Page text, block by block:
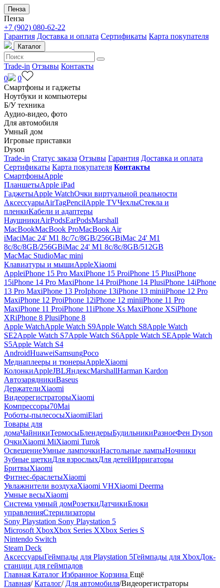
Пенза
Пенза
+7 (902) 080-62-22
Гарантия Доставка и оплата Сертификаты Карта покупателя
Каталог
Trade-in Отзывы Контакты
0
0
Смартфоны и гаджеты
Ноутбуки и компьютеры
Б/У техника
Аудио-видео, фото
Для автомобиля
Умный дом
Игровые приставки
Dyson
Trade-in Статус заказа Отзывы Гарантия Доставка и оплата
Сертификаты Карта покупателя Контакты
СмартфоныApple
ПланшетыApple iPad
ГаджетыApple WatchОчки виртуальной реальности
АксессуарыAirTagPencilApple TVЧехлыСтекла и
пленкиКабели и адаптеры
НаушникиAirPodsEarPodsMarshall
MacBookMacBook ProMacBook Air
iMaciMac 24' M1 8c/7c/8GB/256GBiMac 24' M1
8c/8c/8GB/256GBiMac 24' M1 8c/8c/8GB/512GB
MacMac StudioMac mini
Клавиатуры и мышиAppleXiaomi
AppleiPhone 15 Pro MaxiPhone 15 ProiPhone 15 PlusiPhone
15iPhone 14 Pro MaxiPhone 14 ProiPhone 14 PlusiPhone 14iPhone
13 Pro MaxiPhone 13 ProIphone 13iPhone 13 miniiPhone 12 Pro
MaxiPhone 12 ProiPhone 12iPhone 12 miniiPhone 11 Pro
MaxiPhone 11 ProiPhone 11iPhone Xs MaxiPhone XSiPhone
XRiPhone 8 PlusiPhone 8
Apple WatchApple Watch S9Apple Watch S8Apple Watch
SE2Apple Watch S7Apple Watch S6Apple Watch SEApple Watch
S5Apple Watch S4
AndroidHuaweiSamsungPoco
Медиаплееры и тюнерыAppleXiaomi
КолонкиAppleJBLЯндексMarshallHarman Kardon
АвтозарядникиBaseus
ДержателиXiaomi
ВидеорегистраторыXiaomi
Компрессоры70Mai
Роботы-пылесосыXiaomiElari
Товары для
домаЧайникиТермосыБлендерыБудильникиРазноеФен Dyson
ОчкиXiaomi MiXiaomi Turok
ОсвещениеУмные лампочкиНастольные лампыНочники
Зубные щеткиДля взрослыхДля детейИрригаторы
БритвыXiaomi
Фитнес-браслетыXiaomi
Увлажнители воздухаXiaomi VHXiaomi Deerma
Умные весыXiaomi
Система умный домРозеткиДатчикиБлоки
управленияСтерилизаторы
Sony Playstation Sony Playstation 5
Microsoft XboxXbox Series XXbox Series S
Nintendo Switch
Steam Deck
АксессуарыГеймпады для Playstation 5Геймпады для XboxДок-
станции для геймпадов
Главная Каталог Избранное Корзина Ещё
Главная/ Каталог/ Для автомобиля/Видеорегистраторы